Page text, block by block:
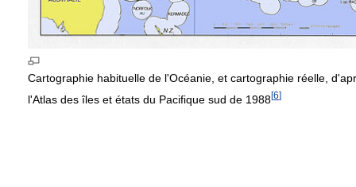
Cartographie habituelle de l'Océanie, et cartographie réelle,
l'Atlas des îles et états du Pacifique sud de 1988[6]